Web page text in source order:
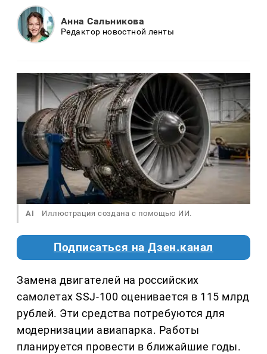
Анна Сальникова
Редактор новостной ленты
AI Иллюстрация создана с помощью ИИ.
Подписаться на Дзен.канал
Замена двигателей на российских
самолетах SSJ-100 оценивается в 115 млрд
рублей. Эти средства потребуются для
модернизации авиапарка. Работы
планируется провести в ближайшие годы.